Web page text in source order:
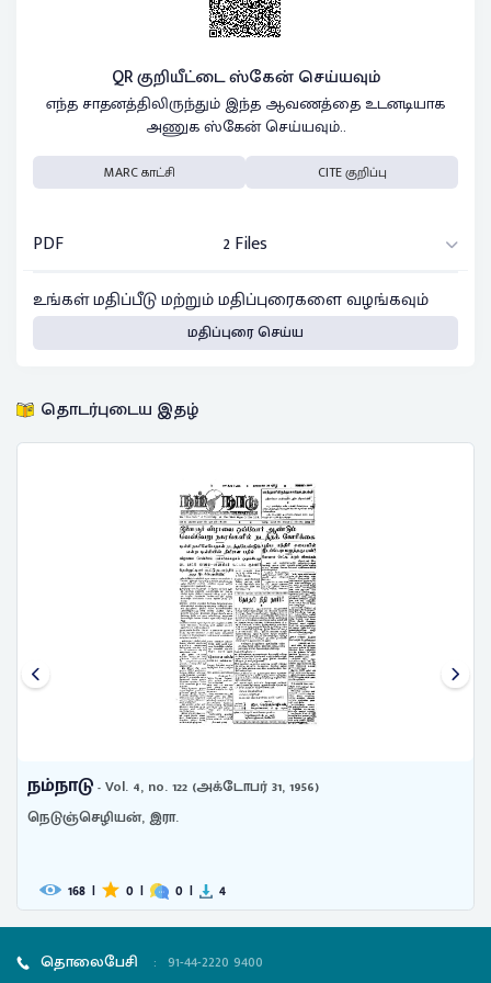
QR குறியீட்டை ஸ்கேன் செய்யவும்
எந்த சாதனத்திலிருந்தும் இந்த ஆவணத்தை உடனடியாக
அணுக ஸ்கேன் செய்யவும்..
MARC காட்சி CITE குறிப்பு
PDF
2 Files
உங்கள் மதிப்பீடு மற்றும் மதிப்புரைகளை வழங்கவும்
மதிப்புரை செய்ய
தொடர்புடைய இதழ்
நம்நாடு- Vol. 4, no. 122 (அக்டோபர் 31, 1956)
நெடுஞ்செழியன், இரா.
168 | 0 | 0 | 4
தொலைபேசி : 91-44-2220 9400